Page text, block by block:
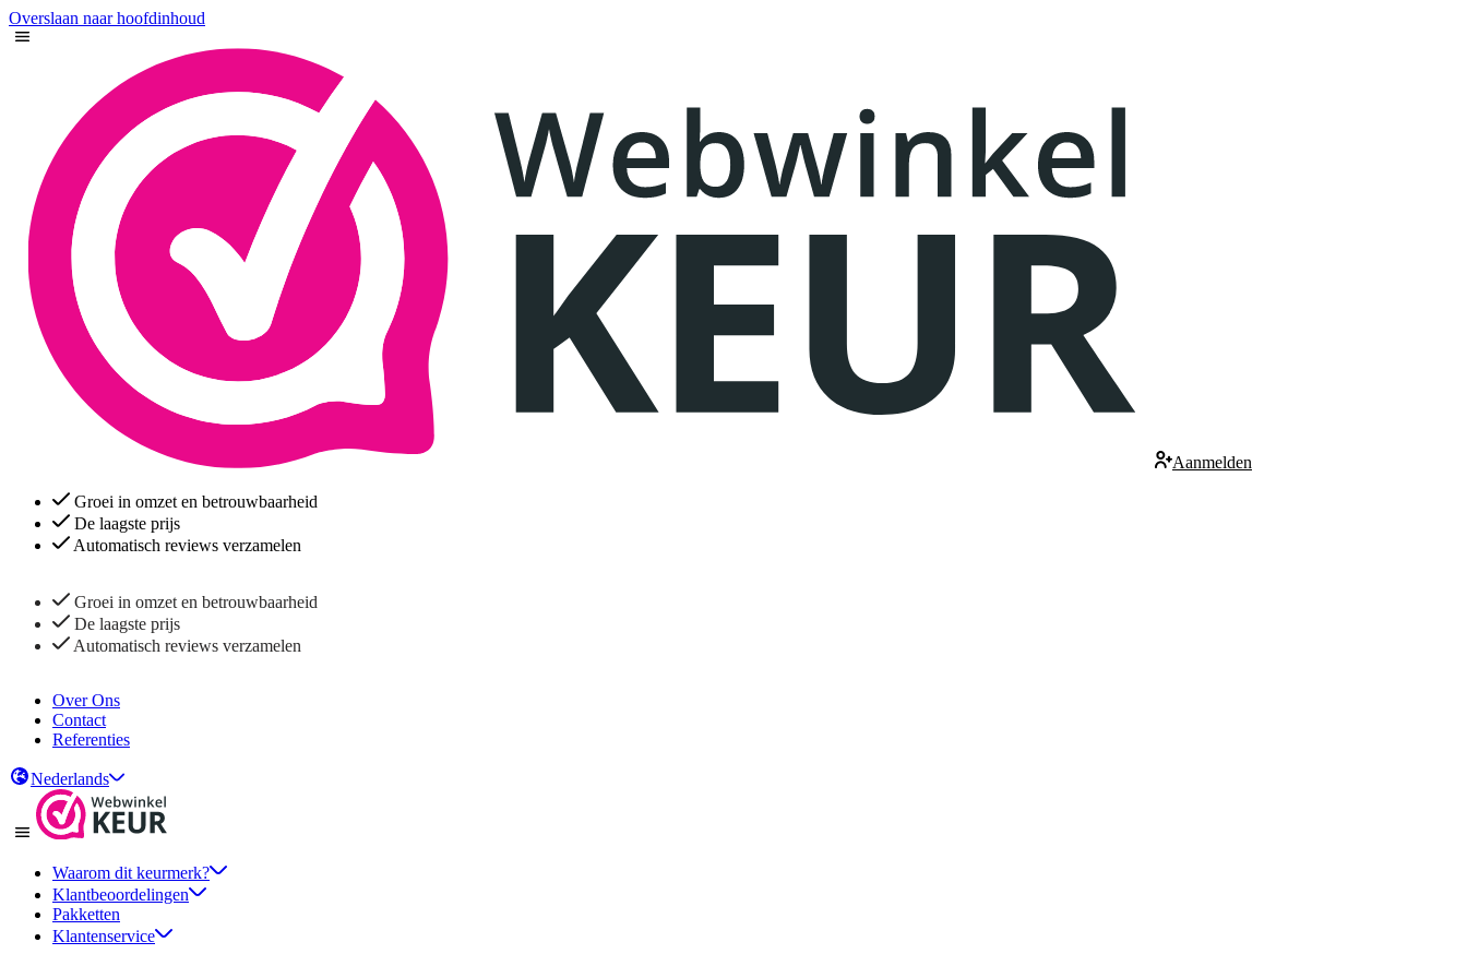
Overslaan naar hoofdinhoud
Aanmelden
Groei in omzet en betrouwbaarheid
De laagste prijs
Automatisch reviews verzamelen
Groei in omzet en betrouwbaarheid
De laagste prijs
Automatisch reviews verzamelen
Over Ons
Contact
Referenties
Nederlands
Waarom dit keurmerk?
Klantbeoordelingen
Pakketten
Klantenservice